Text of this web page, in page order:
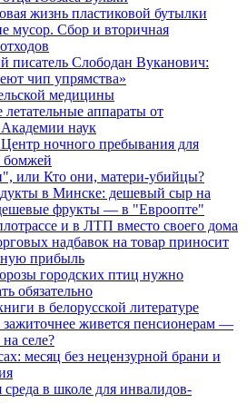
жизнь пластиковой бутылки
мусор. Сбор и вторичная
писатель Слободан Вуканович:
чип упрямства»
медицины
аппараты от
Академии наук
ночного пребывания для
бомжей
или Кто они, матери-убийцы?
в Минске: дешевый сыр на
фрукты — в "Евроопте"
и в ЛТП вместо своего дома
надбавок на товар приносит
прибыль
городских птиц нужно
обязательно
в белорусской литературе
зажиточнее живется пенсионерам —
селе?
месяц без нецензурной брани и
среда в школе для инвалидов-